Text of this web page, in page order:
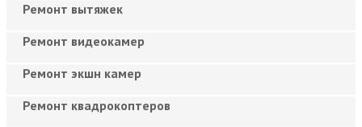
Ремонт вытяжек
Ремонт видеокамер
Ремонт экшн камер
Ремонт квадрокоптеров